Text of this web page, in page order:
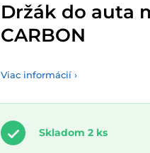
Držák do auta
CARBON
Viac informácií ›
Skladom 2 ks